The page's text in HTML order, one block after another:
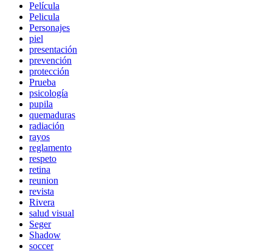
Película
Pelicula
Personajes
piel
presentación
prevención
protección
Prueba
psicología
pupila
quemaduras
radiación
rayos
reglamento
respeto
retina
reunion
revista
Rivera
salud visual
Seger
Shadow
soccer